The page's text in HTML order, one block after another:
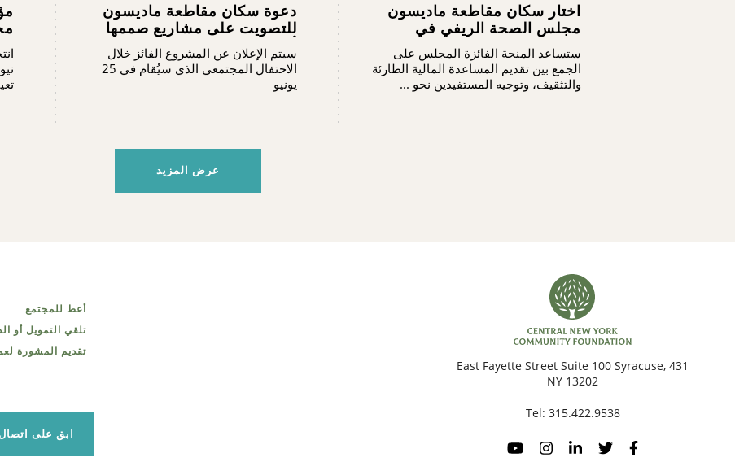
اختار سكان مقاطعة ماديسون
مجلس الصحة الريفي في
ألف دولار دعماً لجهوده الرامية
إلى تحقيق الاستقرار السكني
ستساعد المنحة الفائزة المجلس على
الجمع بين تقديم المساعدة المالية الطارئة
والتثقيف، وتوجيه المستفيدين نحو ...
دعوة سكان مقاطعة ماديسون
للتصويت على مشاريع صممها
أفراد المجتمع المحلي
سيتم الإعلان عن المشروع الفائز خلال
الاحتفال المجتمعي الذي سيُقام في 25
يونيو
عرض المزيد
431 East Fayette Street Suite 100 Syracuse,
NY 13202
Tel: 315.422.9538
أعط للمجتمع
تلقي التمويل أو
تقديم المشورة
ابق على اتصال